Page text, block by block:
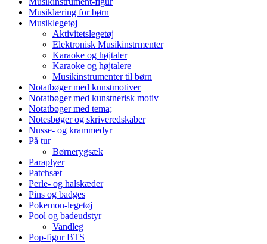
Musiklæring for børn
Musiklegetøj
Aktivitetslegetøj
Elektronisk Musikinstrmenter
Karaoke og højtaler
Karaoke og højtalere
Musikinstrumenter til børn
Notatbøger med kunstmotiver
Notatbøger med kunstnerisk motiv
Notatbøger med tema;
Notesbøger og skriveredskaber
Nusse- og krammedyr
På tur
Børnerygsæk
Paraplyer
Patchsæt
Perle- og halskæder
Pins og badges
Pokemon-legetøj
Pool og badeudstyr
Vandleg
Pop-figur BTS